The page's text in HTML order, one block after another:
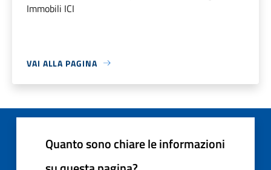
Immobili ICI
VAI ALLA PAGINA
Quanto sono chiare le informazioni